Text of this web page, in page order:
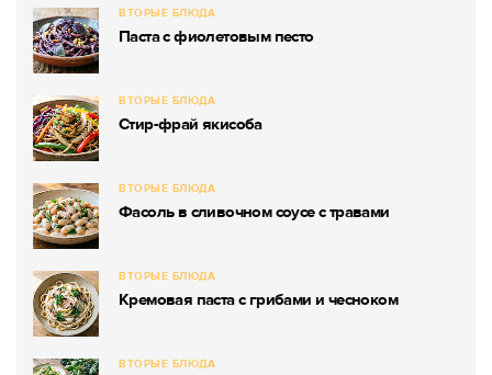
ВТОРЫЕ БЛЮДА
Паста с фиолетовым песто
ВТОРЫЕ БЛЮДА
Стир-фрай якисоба
ВТОРЫЕ БЛЮДА
Фасоль в сливочном соусе с травами
ВТОРЫЕ БЛЮДА
Кремовая паста с грибами и чесноком
ВТОРЫЕ БЛЮДА